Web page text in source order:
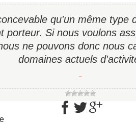
qu'un même type
porteur. Si nous voulons
ne pouvons donc nous
domaines actuels
−